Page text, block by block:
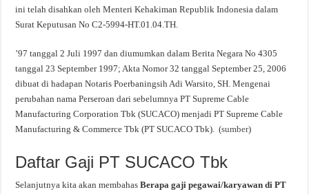
ini telah disahkan oleh Menteri Kehakiman Republik Indonesia dalam
Surat Keputusan No C2-5994-HT.01.04.TH.
’97 tanggal 2 Juli 1997 dan diumumkan dalam Berita Negara No 4305
tanggal 23 September 1997; Akta Nomor 32 tanggal September 25, 2006
dibuat di hadapan Notaris Poerbaningsih Adi Warsito, SH. Mengenai
perubahan nama Perseroan dari sebelumnya PT Supreme Cable
Manufacturing Corporation Tbk (SUCACO) menjadi PT Supreme Cable
Manufacturing & Commerce Tbk (PT SUCACO Tbk). (sumber)
Daftar Gaji PT SUCACO Tbk
Selanjutnya kita akan membahasBerapa gaji pegawai/karyawan di PT